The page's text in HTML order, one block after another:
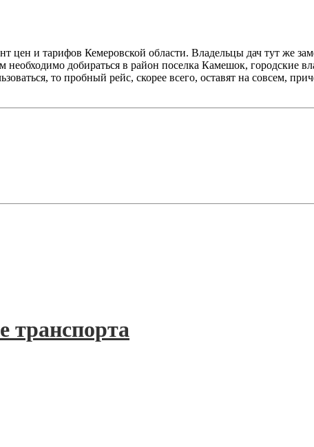
и тарифов Кемеровской области. Владельцы дач тут же
добираться в район поселка Камешок, городские
то пробный рейс, скорее всего, оставят на совсем,
транспорта